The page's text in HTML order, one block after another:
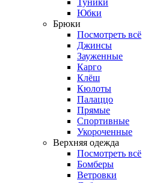
Юбки
Брюки
Посмотреть всё
Джинсы
Зауженные
Карго
Клёш
Кюлоты
Палаццо
Прямые
Спортивные
Укороченные
Верхняя одежда
Посмотреть всё
Бомберы
Ветровки